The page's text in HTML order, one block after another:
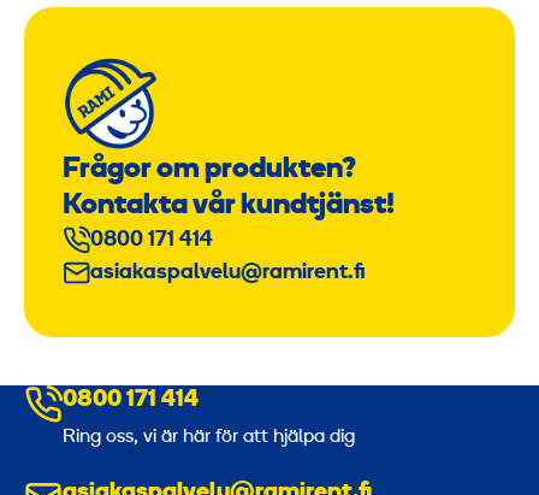
/
Frågor om produkten?
Kontakta vår kundtjänst!
0800 171 414
asiakaspalvelu@ramirent.fi
0800 171 414
Ring oss, vi är här för att hjälpa dig